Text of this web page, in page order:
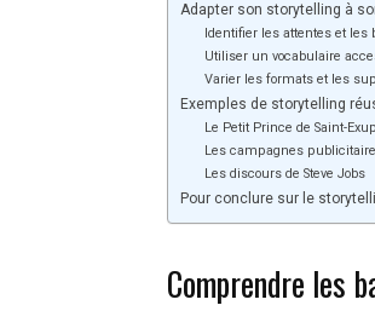
Adapter son storytelling à
Identifier les attentes et
Utiliser un vocabulaire
Varier les formats et les
Exemples de storytelling
Le Petit Prince de Saint-
Les campagnes
Les discours de Steve Jobs
Pour conclure sur le
Comprendre les